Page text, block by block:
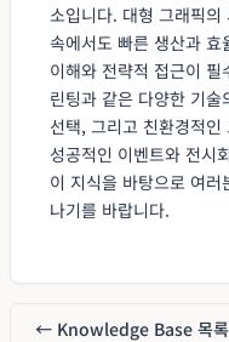
소입니다. 대형 그래픽
속에서도 빠른 생산과 효
이해와 전략적 접근이
린팅과 같은 다양한 기
선택, 그리고 친환경적
성공적인 이벤트와 전시
이 지식을 바탕으로 여
나기를 바랍니다.
← Knowledge Base 목